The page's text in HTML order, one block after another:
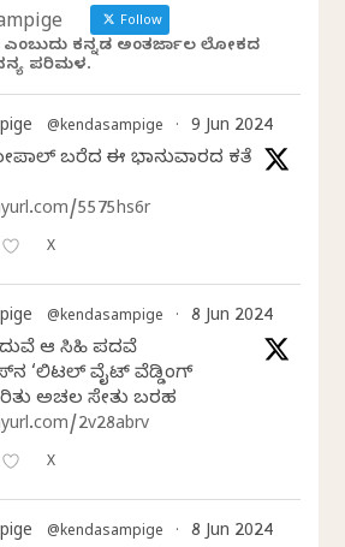
Follow
ಎಂಬುದು ಕನ್ನಡ ಅಂತರ್ಜಾಲ ಲೋಕದ
ಪರಿಮಳ.
@kendasampige · 9 Jun 2024
ಬರೆದ ಈ ಭಾನುವಾರದ ಕತೆ
5575hs6r
X
@kendasampige · 8 Jun 2024
ಆ ಸಿಹಿ ಪದವೆ
‘ಲಿಟಲ್ ವೈಟ್ ವೆಡ್ಡಿಂಗ್
ಅಚಲ ಸೇತು ಬರಹ
2v28abrv
X
@kendasampige · 8 Jun 2024